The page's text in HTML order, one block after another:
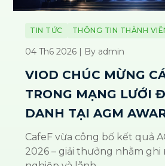
TIN TỨC THÔNG TIN THÀNH
04 Th6 2026 | By admin
VIOD CHÚC MỪNG
TRONG MẠNG LƯỚI
DANH TẠI AGM
CafeF vừa công bố kết quả
2026 – giải thưởng nhằm ghi